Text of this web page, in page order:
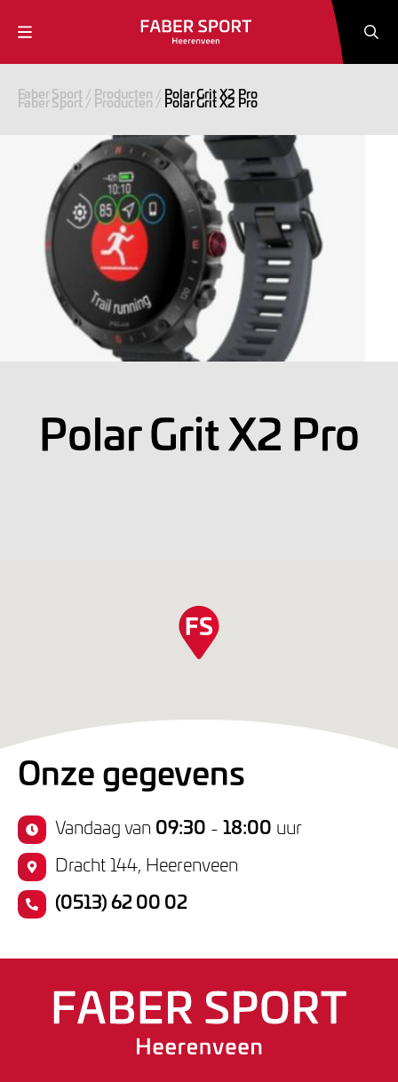
Faber Sport/ Producten / Polar Grit X2 Pro
Faber Sport/ Producten / Polar Grit X2 Pro
Polar Grit X2 Pro
Onze gegevens
Vandaag van 09:30 - 18:00 uur
Dracht 144, Heerenveen
(0513) 62 00 02